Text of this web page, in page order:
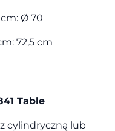
Ø 70
72,5 cm
Table
cylindryczną lub